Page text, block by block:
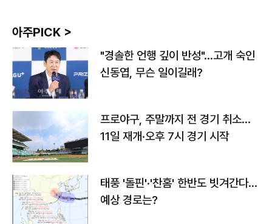
아주PICK >
"경솔한 언행 깊이 반성"…고개 숙인
신동엽, 무슨 일이길래?
프로야구, 주말까지 전 경기 취소…
11일 재개·오후 7시 경기 시작
태풍 '돌핀'·'찬홈' 한반도 빗겨간다…
예상 경로는?